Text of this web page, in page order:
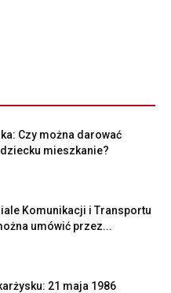
Czy można darować
mieszkanie?
Komunikacji i Transportu
umówić przez...
21 maja 1986